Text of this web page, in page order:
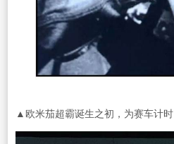
▲欧米茄超霸诞生之初，为赛车计时